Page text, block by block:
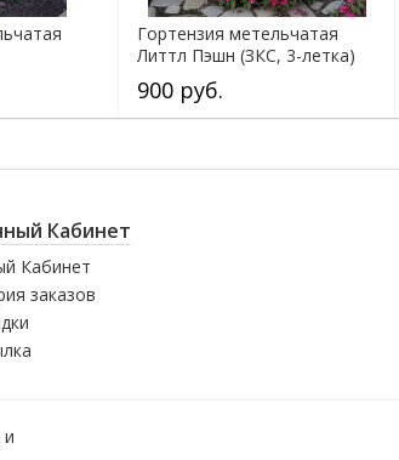
Гортензия метельчатая
Литтл Пэшн (ЗКС, 3-летка)
900 руб.
Кабинет
Кабинет
заказов